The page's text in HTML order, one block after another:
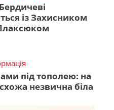
із Захисником
під тополею: на
незвична біла